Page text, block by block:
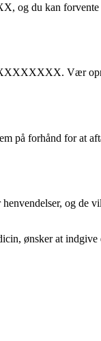
og du kan
XXXXXXXX. Vær
forhånd for at
og de
ønsker at